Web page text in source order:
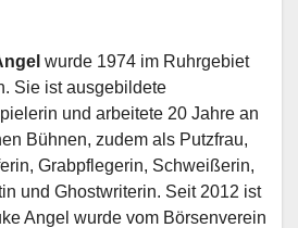
wurde 1974 im Ruhrgebiet
Sie ist ausgebildete
und arbeitete 20 Jahre an
Bühnen, zudem als Putzfrau,
Grabpflegerin, Schweißerin,
und Ghostwriterin. Seit 2012 ist
Angel wurde vom Börsenverein